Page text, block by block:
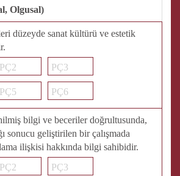
Olgusal)
düzeyde sanat kültürü ve estetik
PÇ2 PÇ3
PÇ5 PÇ6
bilgi ve beceriler doğrultusunda,
sonucu geliştirilen bir çalışmada
ilişkisi hakkında bilgi sahibidir.
PÇ2 PÇ3